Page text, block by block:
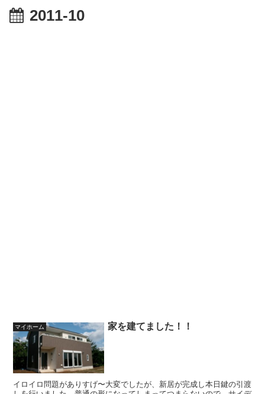
2011-10
マイホーム 家を建てました！！
イロイロ問題がありすげ〜大変でしたが、新居が完成し本日鍵の引渡